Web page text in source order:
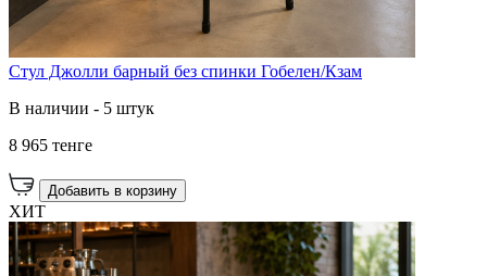
Стул Джолли барный без спинки Гобелен/Кзам
В наличии - 5 штук
8 965 тенге
Добавить в корзину
ХИТ